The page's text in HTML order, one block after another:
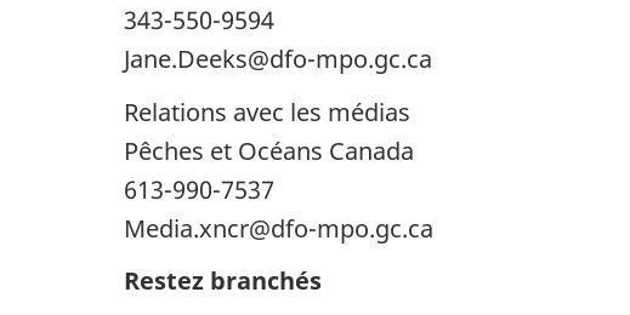
343-550-9594
Jane.Deeks@dfo-mpo.gc.ca
Relations avec les médias
Pêches et Océans Canada
613-990-7537
Media.xncr@dfo-mpo.gc.ca
Restez branchés